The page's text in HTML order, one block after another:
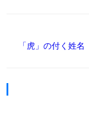
「虎」の付く姓名